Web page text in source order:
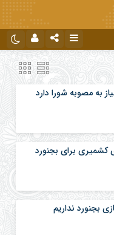
تلگرام
کشمیری برای بجنورد
بجنورد نداریم